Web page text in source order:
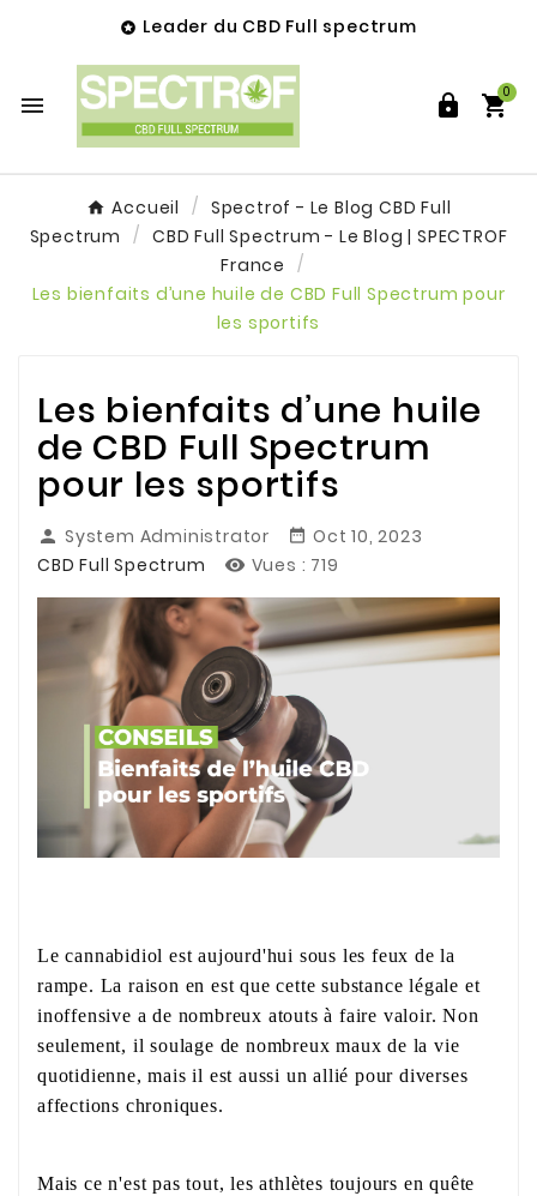
 Leader du CBD Full spectrum
  
0
Accueil
Spectrof - Le Blog CBD Full
Spectrum
CBD Full Spectrum - Le Blog | SPECTROF
France
Les bienfaits d’une huile de CBD Full Spectrum pour
les sportifs
Les bienfaits d’une huile
de CBD Full Spectrum
pour les sportifs
 System Administrator  Oct 10, 2023
CBD Full Spectrum
 Vues : 719
Le cannabidiol est aujourd'hui sous les feux de la
rampe. La raison en est que cette substance légale et
inoffensive a de nombreux atouts à faire valoir. Non
seulement, il soulage de nombreux maux de la vie
quotidienne, mais il est aussi un allié pour diverses
affections chroniques.
Mais ce n'est pas tout, les athlètes toujours en quête